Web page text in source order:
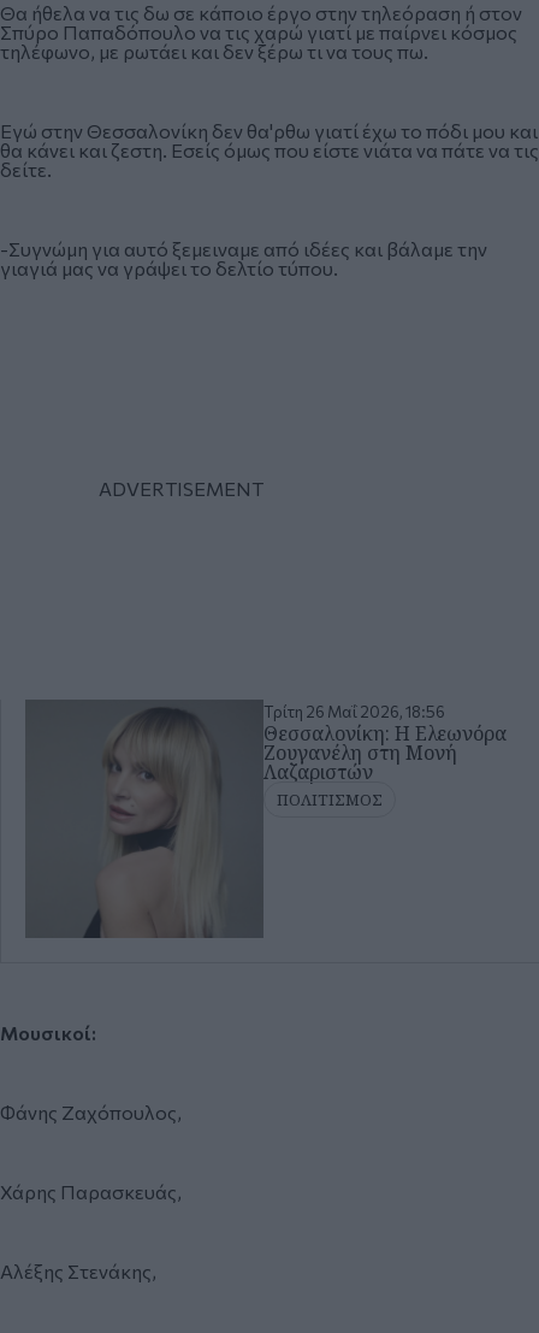
Θα ήθελα να τις δω σε κάποιο έργο στην τηλεόραση ή στον
Σπύρο Παπαδόπουλο να τις χαρώ γιατί με παίρνει κόσμος
τηλέφωνο, με ρωτάει και δεν ξέρω τι να τους πω.
Εγώ στην Θεσσαλονίκη δεν θα'ρθω γιατί έχω το πόδι μου και
θα κάνει και ζεστη. Εσείς όμως που είστε νιάτα να πάτε να τις
δείτε.
-Συγνώμη για αυτό ξεμειναμε από ιδέες και βάλαμε την
γιαγιά μας να γράψει το δελτίο τύπου.
Τρίτη 26 Μαΐ 2026, 18:56
Θεσσαλονίκη: Η Ελεωνόρα
Ζουγανέλη στη Μονή
Λαζαριστών
ΠΟΛΙΤΙΣΜΟΣ
Μουσικοί:
Φάνης Ζαχόπουλος,
Χάρης Παρασκευάς,
Αλέξης Στενάκης,